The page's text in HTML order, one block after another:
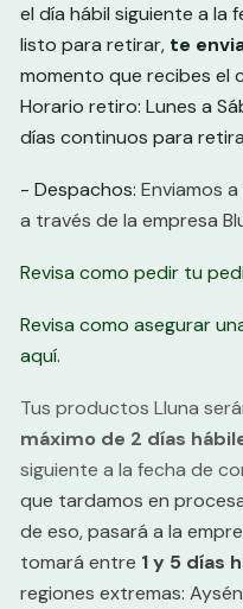
el día hábil siguiente a la
listo para retirar, te
momento que recibes el
Horario retiro: Lunes a
días continuos para
- Despachos: Enviamos a
a través de la empresa
Revisa como pedir tu
Revisa como asegurar
aquí.
Tus productos Lluna
máximo de 2 días
siguiente a la fecha de
que tardamos en
de eso, pasará a la
tomará entre 1y 5 días
regiones extremas: